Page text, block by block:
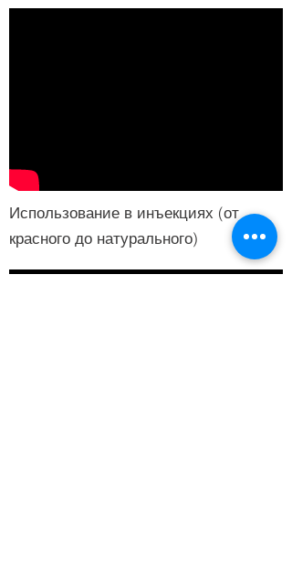
Использование в инъекциях (от
красного до натурального)